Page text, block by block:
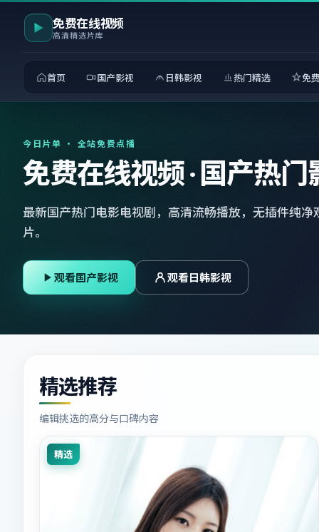
免费在线视频
高清精选片库
首页 国产影视 日韩影视 热门精选 免
今日片单 · 全站免费点播
免费在线视频 · 国产热门
最新国产热门电影电视剧，高清流畅播放，无插件纯净
片。
观看国产影视 观看日韩影视
精选推荐
编辑挑选的高分与口碑内容
精选